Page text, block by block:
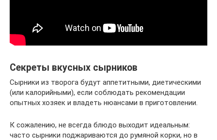
Секреты вкусных сырников
Сырники из творога будут аппетитными, диетическими
(или калорийными), если соблюдать рекомендации
опытных хозяек и владеть нюансами в приготовлении.
К сожалению, не всегда блюдо выходит идеальным:
часто сырники поджариваются до румяной корки, но в